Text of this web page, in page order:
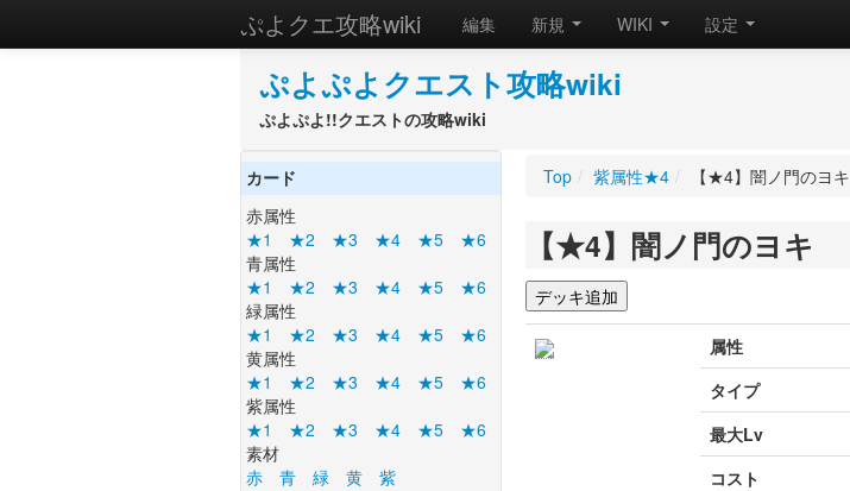
ぷよクエ攻略wiki 編集 新規 WIKI 設定
ぷよぷよクエスト攻略wiki
ぷよぷよ!!クエストの攻略wiki
カード
赤属性
★1
★2 ★3 ★4 ★5
★6
青属性
★1
★2 ★3 ★4 ★5
★6
緑属性
★1
★2 ★3 ★4 ★5
★6
黄属性
★1
★2 ★3 ★4 ★5
★6
紫属性
★1
★2 ★3 ★4 ★5
★6
素材
赤
青 緑 黄
紫
Top / 紫属性★4 / 【★4】闇ノ門のヨキ
【★4】闇ノ門のヨキ
属性
タイプ
最大Lv
コスト